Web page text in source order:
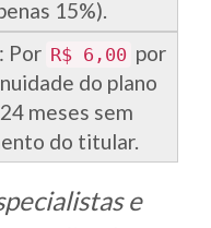
15%).
Por R$ 6,00 por
do plano
meses sem
do titular.
e